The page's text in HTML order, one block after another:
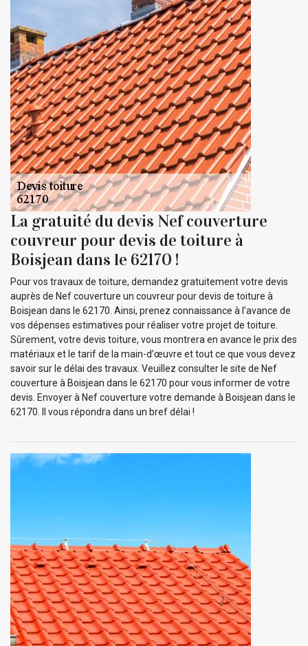
La gratuité du devis Nef couverture
couvreur pour devis de toiture à
Boisjean dans le 62170 !
Pour vos travaux de toiture, demandez gratuitement votre devis
auprès de Nef couverture un couvreur pour devis de toiture à
Boisjean dans le 62170. Ainsi, prenez connaissance à l’avance de
vos dépenses estimatives pour réaliser votre projet de toiture.
Sûrement, votre devis toiture, vous montrera en avance le prix des
matériaux et le tarif de la main-d’œuvre et tout ce que vous devez
savoir sur le délai des travaux. Veuillez consulter le site de Nef
couverture à Boisjean dans le 62170 pour vous informer de votre
devis. Envoyer à Nef couverture votre demande à Boisjean dans le
62170. Il vous répondra dans un bref délai !